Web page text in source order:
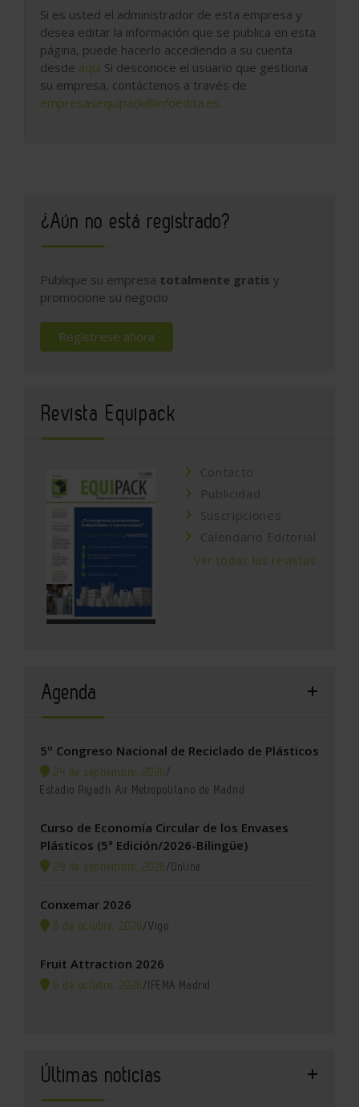
Si es usted el administrador de esta empresa y
desea editar la información que se publica en esta
página, puede hacerlo accediendo a su cuenta
desde aquí Si desconoce el usuario que gestiona
su empresa, contáctenos a través de
empresasequipack@infoedita.es.
¿Aún no está registrado?
Publique su empresa totalmente gratis y
promocione su negocio
Regístrese ahora
Revista Equipack
Contacto
Publicidad
Suscripciones
Calendario Editorial
Ver todas las revistas
Agenda
5º Congreso Nacional de Reciclado de Plásticos
24 de septiembre, 2026/
Estadio Riyadh Air Metropolitano de Madrid
Curso de Economía Circular de los Envases
Plásticos (5ª Edición/2026-Bilingüe)
29 de septiembre, 2026/Online
Conxemar 2026
6 de octubre, 2026/Vigo
Fruit Attraction 2026
6 de octubre, 2026/IFEMA Madrid
Últimas noticias